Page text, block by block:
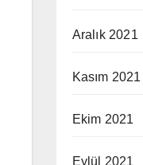
Aralık 2021
Kasım 2021
Ekim 2021
Eylül 2021